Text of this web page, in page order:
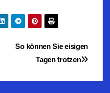
So können Sie eisigen
Tagen trotzen